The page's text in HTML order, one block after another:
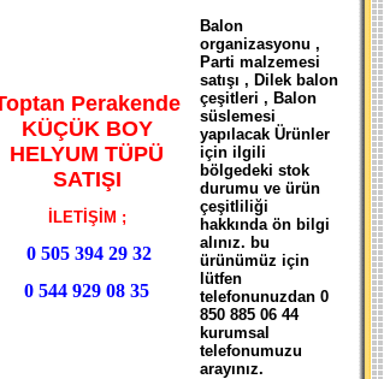
Perakende
KÜÇÜK BOY
HELYUM TÜPÜ
SATIŞI
İLETİŞİM ;
0 505 394 29 32
0 544 929 08 35
Balon
organizasyonu ,
Parti malzemesi
satışı , Dilek balon
çeşitleri , Balon
süslemesi
yapılacak Ürünler
için ilgili
bölgedeki stok
durumu ve ürün
çeşitliliği
hakkında ön bilgi
alınız. bu
ürünümüz için
lütfen
telefonunuzdan 0
850 885 06 44
kurumsal
telefonumuzu
arayınız.